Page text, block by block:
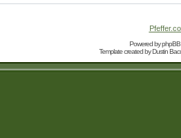
Powered byphpBB
Template created byDustin